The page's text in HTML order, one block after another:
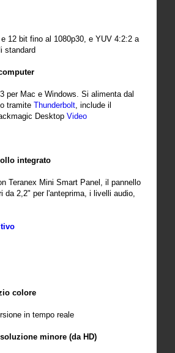
12 bit fino al 1080p30, e YUV 4:2:2 a
standard
per Mac e Windows. Si alimenta dal
tramite Thunderbolt , include il
Desktop Video
integrato
Teranex Mini Smart Panel, il pannello
da 2,2" per l'anteprima, i livelli audio,
colore
in tempo reale
minore (da HD)